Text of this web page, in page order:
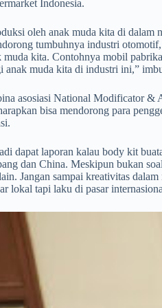
Indonesia.
oleh anak muda kita di
tumbuhnya industri
kita. Contohnya mobil
anak muda kita di industri ini,”
asosiasi National Modificator &
bisa mendorong para
dapat laporan kalau body kit
dan China. Meskipun bukan
Jangan sampai kreativitas
lokal tapi laku di pasar